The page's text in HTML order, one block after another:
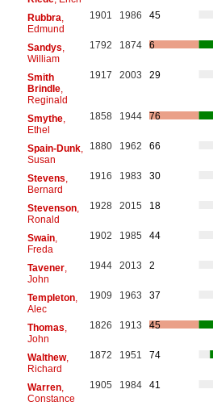
Rubbra
Edmund
1901 1986 45
Sandys
William
1792 1874 6
Smith
Brindle,
Reginald
1917 2003 29
Smythe,
Ethel
1858 1944 76
Spain-Dunk,
Susan
1880 1962 66
Stevens
Bernard
1916 1983 30
Stevenson,
Ronald
1928 2015 18
Swain,
Freda
1902 1985 44
Tavener,
John
1944 2013 2
Templeton,
Alec
1909 1963 37
Thomas
John
1826 1913 45
Walthew,
Richard
1872 1951 74
Warren,
Constance
1905 1984 41